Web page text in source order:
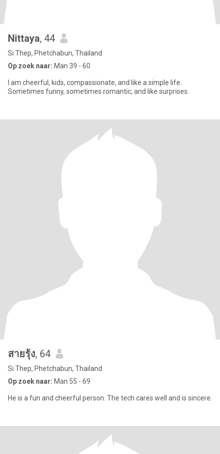
Nittaya, 44
Si Thep, Phetchabun, Thailand
Op zoek naar: Man 39 - 60
I am cheerful, kids, compassionate, and like a simple life.
Sometimes funny, sometimes romantic, and like surprises.
สายรุ้ง, 64
Si Thep, Phetchabun, Thailand
Op zoek naar: Man 55 - 69
He is a fun and cheerful person. The tech cares well and is sincere.